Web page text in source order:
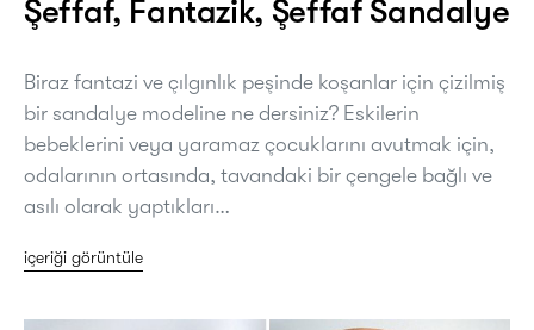
Şeffaf, Fantazik, Şeffaf Sandalye
Biraz fantazi ve çılgınlık peşinde koşanlar için çizilmiş
bir sandalye modeline ne dersiniz? Eskilerin
bebeklerini veya yaramaz çocuklarını avutmak için,
odalarının ortasında, tavandaki bir çengele bağlı ve
asılı olarak yaptıkları…
içeriği görüntüle